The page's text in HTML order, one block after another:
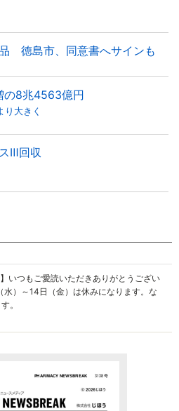
徳島市、同意書へサインも
の8兆4563億円
り大きく
Ⅲ回収
いつもご愛読いただきありがとうござい
水）～14日（金）は休みになります。な
。